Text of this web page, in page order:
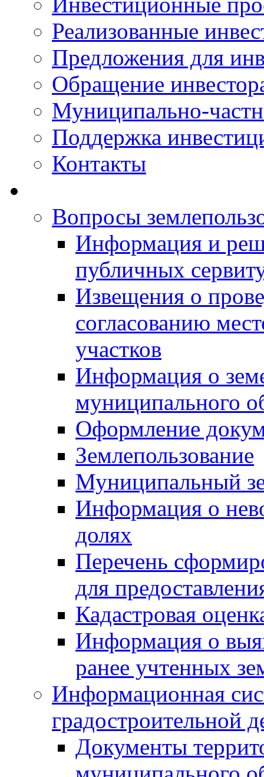
Реализованные
Предложения для
Обращение
Муниципально-
Поддержка
Контакты
Вопросы
Информация и
публичных
Извещения о
согласованию
участков
Информация о
муниципального
Оформление
Землепользование
Муниципальный
Информация о
долях
Перечень
для
Кадастровая
Информация о
ранее учтенных
Информационная
градостроительной
Документы